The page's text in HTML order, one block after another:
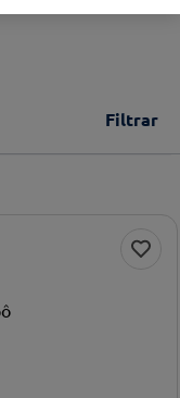
Filtrar